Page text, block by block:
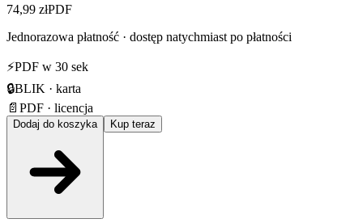
74,99 złPDF
Jednorazowa płatność · dostęp natychmiast po płatności
⚡PDF w 30 sek
🔒BLIK · karta
📄 PDF · licencja
Dodaj do koszyka Kup teraz